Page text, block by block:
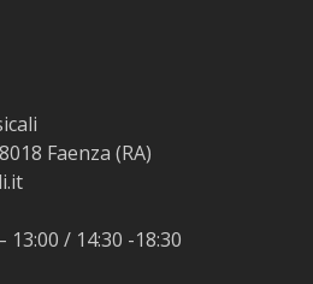
Faenza (RA)
13:00 / 14:30 -18:30